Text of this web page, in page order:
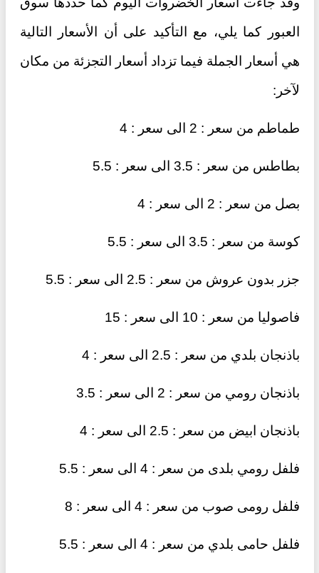
العبور كما يلي، مع التأكيد على أن الأسعار التالية
هي أسعار الجملة فيما تزداد أسعار التجزئة من مكان
لآخر:
طماطم من سعر : 2 الى سعر : 4
بطاطس من سعر : 3.5 الى سعر : 5.5
بصل من سعر : 2 الى سعر : 4
كوسة من سعر : 3.5 الى سعر : 5.5
جزر بدون عروش من سعر : 2.5 الى سعر : 5.5
فاصوليا من سعر : 10 الى سعر : 15
باذنجان بلدي من سعر : 2.5 الى سعر : 4
باذنجان رومي من سعر : 2 الى سعر : 3.5
باذنجان ابيض من سعر : 2.5 الى سعر : 4
فلفل رومي بلدى من سعر : 4 الى سعر : 5.5
فلفل رومى صوب من سعر : 4 الى سعر : 8
فلفل حامى بلدي من سعر : 4 الى سعر : 5.5